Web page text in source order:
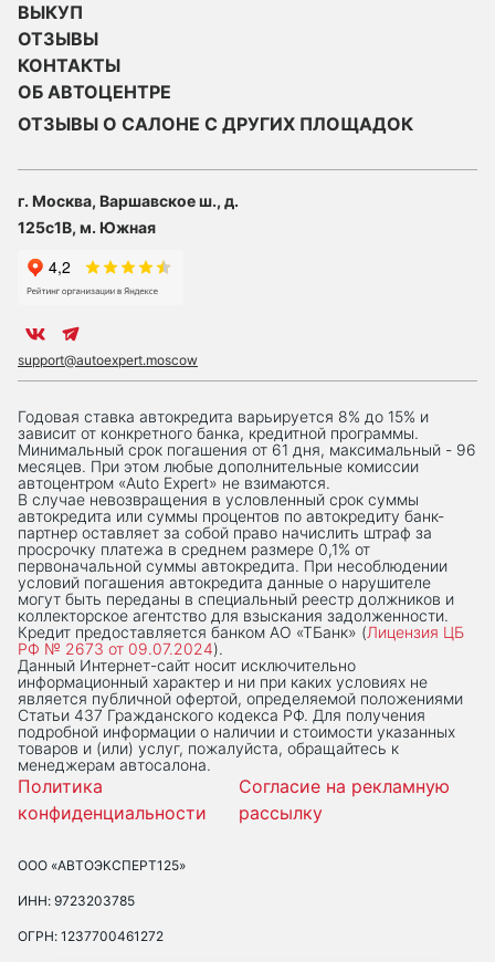
ВЫКУП
ОТЗЫВЫ
КОНТАКТЫ
ОБ АВТОЦЕНТРЕ
ОТЗЫВЫ О САЛОНЕ С ДРУГИХ ПЛОЩАДОК
г. Москва, Варшавское ш., д.
125с1В, м. Южная
support@autoexpert.moscow
Годовая ставка автокредита варьируется 8% до 15% и
зависит от конкретного банка, кредитной программы.
Минимальный срок погашения от 61 дня, максимальный - 96
месяцев. При этом любые дополнительные комиссии
автоцентром «Auto Expert» не взимаются.
В случае невозвращения в условленный срок суммы
автокредита или суммы процентов по автокредиту банк-
партнер оставляет за собой право начислить штраф за
просрочку платежа в среднем размере 0,1% от
первоначальной суммы автокредита. При несоблюдении
условий погашения автокредита данные о нарушителе
могут быть переданы в специальный реестр должников и
коллекторское агентство для взыскания задолженности.
Кредит предоставляется банком АО «ТБанк» (Лицензия ЦБ
РФ № 2673 от 09.07.2024).
Данный Интернет-сaйт носит исключительно
информационный характер и ни при каких условиях не
является публичной офертой, определяемой положениями
Статьи 437 Гражданского кодекса РФ. Для получения
подробной информации о наличии и стоимости указанных
товаров и (или) услуг, пожалуйста, обращайтесь к
менеджерам автосалона.
Политика
конфиденциальности
Согласие на рекламную
рассылку
ООО «АВТОЭКСПЕРТ125»
ИНН: 9723203785
ОГРН: 1237700461272